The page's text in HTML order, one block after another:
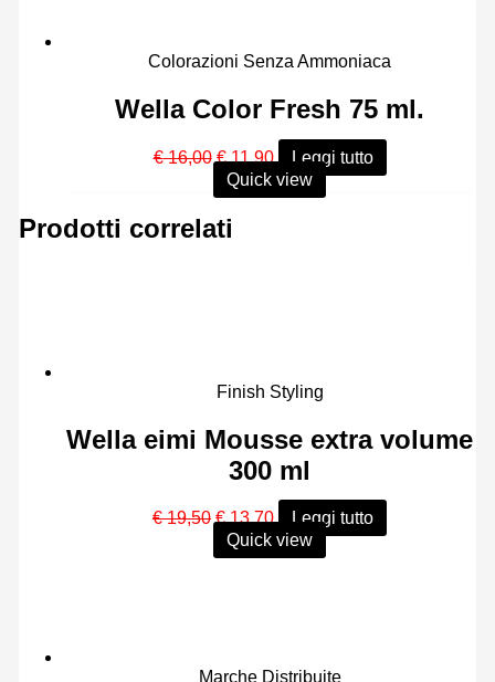
Colorazioni Senza Ammoniaca
Wella Color Fresh 75 ml.
€16,00 Il
prezzo
originale
era:
€ 16,00.
€11,90Il
prezzo
attuale
Leggi tutto
Quick view
Prodotti correlati
Finish Styling
Wella eimi Mousse extra volume
300 ml
€19,50 Il
prezzo
originale
€13,70Il
prezzo
attuale
Leggi tutto
Quick view
Marche Distribuite